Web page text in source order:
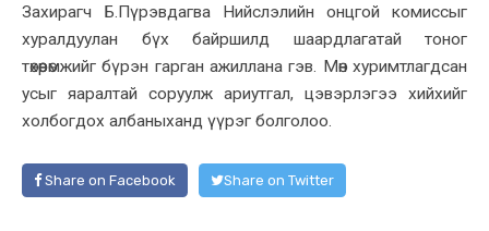
Захирагч Б.Пүрэвдагва Нийслэлийн онцгой комиссыг
хуралдуулан бүх байршилд шаардлагатай тоног
төхөөрөмжийг бүрэн гарган ажиллана гэв. Мөн хуримтлагдсан
усыг яаралтай соруулж ариутгал, цэвэрлэгээ хийхийг
холбогдох албаныханд үүрэг болголоо.
Share on Facebook Share on Twitter